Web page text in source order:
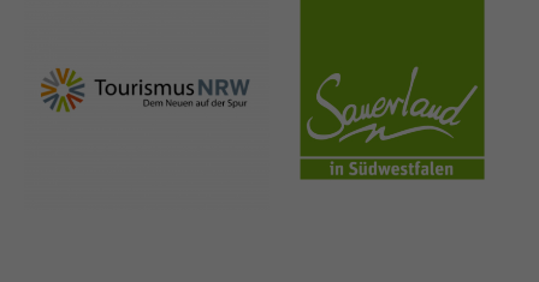
nrw-
tourismus.de
sauerland.co
m